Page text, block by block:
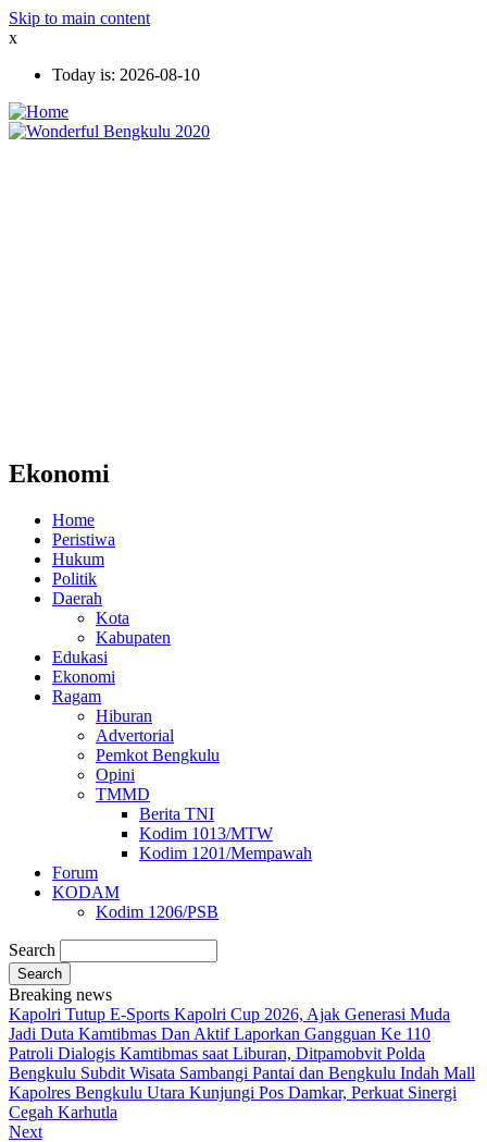
Skip to main content
x
Today is: 2026-08-10
Ekonomi
Home
Peristiwa
Hukum
Politik
Daerah
Kota
Kabupaten
Edukasi
Ekonomi
Ragam
Hiburan
Advertorial
Pemkot Bengkulu
Opini
TMMD
Berita TNI
Kodim 1013/MTW
Kodim 1201/Mempawah
Forum
KODAM
Kodim 1206/PSB
Search
Breaking news
Kapolri Tutup E-Sports Kapolri Cup 2026, Ajak Generasi Muda
Jadi Duta Kamtibmas Dan Aktif Laporkan Gangguan Ke 110
Patroli Dialogis Kamtibmas saat Liburan, Ditpamobvit Polda
Bengkulu Subdit Wisata Sambangi Pantai dan Bengkulu Indah Mall
Kapolres Bengkulu Utara Kunjungi Pos Damkar, Perkuat Sinergi
Cegah Karhutla
Next